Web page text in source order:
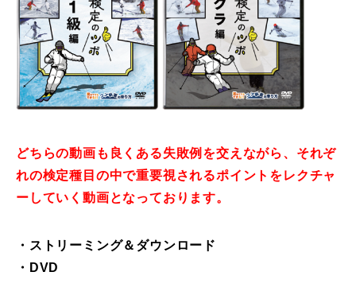
どちらの動画も良くある失敗例を交えながら、それぞ
れの検定種目の中で重要視されるポイントをレクチャ
ーしていく動画となっております。
・ストリーミング＆ダウンロード
・DVD